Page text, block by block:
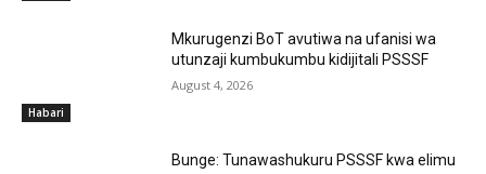
Habari
Mkurugenzi BoT avutiwa na ufanisi wa
utunzaji kumbukumbu kidijitali PSSSF
August 4, 2026
Bunge: Tunawashukuru PSSSF kwa elimu